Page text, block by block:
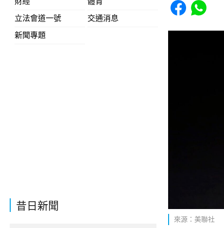
立法會道一號
交通消息
新聞專題
昔日新聞
來源：美聯社